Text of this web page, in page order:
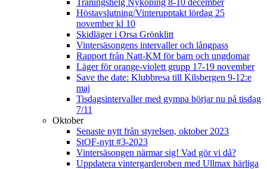
Höstavslutning/Vinterupptakt lördag 25
november kl 10
Skidläger i Orsa Grönklitt
Vintersäsongens intervaller och långpass
Rapport från Natt-KM för barn och ungdomar
Läger för orange-violett grupp 17-19 november
Save the date: Klubbresa till Kilsbergen 9-12:e
maj
Tisdagsintervaller med gympa börjar nu på tisdag
7/11
Oktober
Senaste nytt från styrelsen, oktober 2023
StOF-nytt #3-2023
Vintersäsongen närmar sig! Vad gör vi då?
Uppdatera vintergarderoben med Ullmax härliga